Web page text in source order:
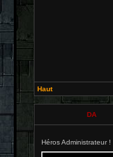
Haut
DA
Héros Administrateur !